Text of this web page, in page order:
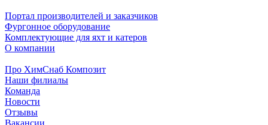
Портал производителей и заказчиков
Фургонное оборудование
Комплектующие для яхт и катеров
О компании
Про ХимСнаб Композит
Наши филиалы
Команда
Новости
Отзывы
Вакансии